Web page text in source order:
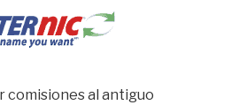
comisiones al antiguo